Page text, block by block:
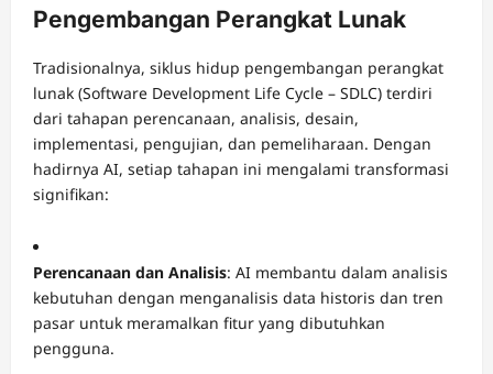
Pengembangan Perangkat Lunak
Tradisionalnya, siklus hidup pengembangan perangkat
lunak (Software Development Life Cycle – SDLC) terdiri
dari tahapan perencanaan, analisis, desain,
implementasi, pengujian, dan pemeliharaan. Dengan
hadirnya AI, setiap tahapan ini mengalami transformasi
signifikan:
Perencanaan dan Analisis: AI membantu dalam analisis
kebutuhan dengan menganalisis data historis dan tren
pasar untuk meramalkan fitur yang dibutuhkan
pengguna.